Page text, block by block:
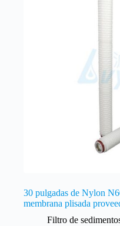
30 pulgadas de Nylon
membrana plisada
Filtro de